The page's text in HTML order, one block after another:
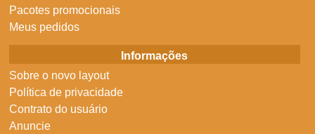
Pacotes promocionais
Meus pedidos
Informações
Sobre o novo layout
Política de privacidade
Contrato do usuário
Anuncie